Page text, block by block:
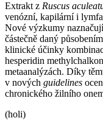
Extrakt z Ruscus
venózní, kapilární i
Nové výzkumy
částečně daný
klinické účinky
hesperidin
metaanalýzách. Díky
v nových guidelines
chronického žilního
(holi)